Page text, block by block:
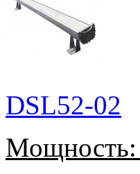
DSL52-02
Мощность: